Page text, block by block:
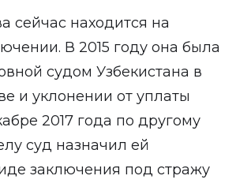
сейчас находится на
В 2015 году она была
судом Узбекистана в
и уклонении от уплаты
2017 года по другому
суд назначил ей
заключения под стражу